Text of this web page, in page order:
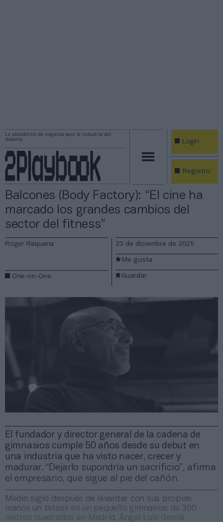
La plataforma de negocios para la industria del
deporte
Login
Registro
Balcones (Body Factory): “El cine ha
marcado los grandes cambios del
sector del fitness”
El fundador y director general de la cadena de
gimnasios cumple 50 años desde su debut en
una industria que ha visto nacer, crecer y
madurar. “Dejarlo supondría un sacrificio”, afirma
el empresario, que sigue al pie del cañón.
Roger Requena
One-on-One
23 de diciembre de 2025
Guardar
Me gusta
Medio siglo después de levantar con sus propias
manos un tatami en un pequeño gimnasios de 300
metros cuadrados en Madrid, Ángel Luis García